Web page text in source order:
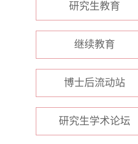
研究生教育
继续教育
博士后流动站
研究生学术论坛